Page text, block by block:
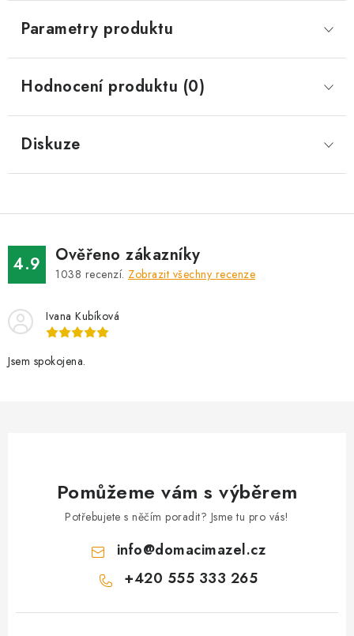
Parametry produktu
Hodnocení produktu (0)
Diskuze
4.9 Ověřeno zákazníky
1038 recenzí. Zobrazit všechny recenze
Ivana Kubíková
Jsem spokojena.
Pomůžeme vám s výběrem
Potřebujete s něčím poradit? Jsme tu pro vás!
info@domacimazel.cz
+420 555 333 265